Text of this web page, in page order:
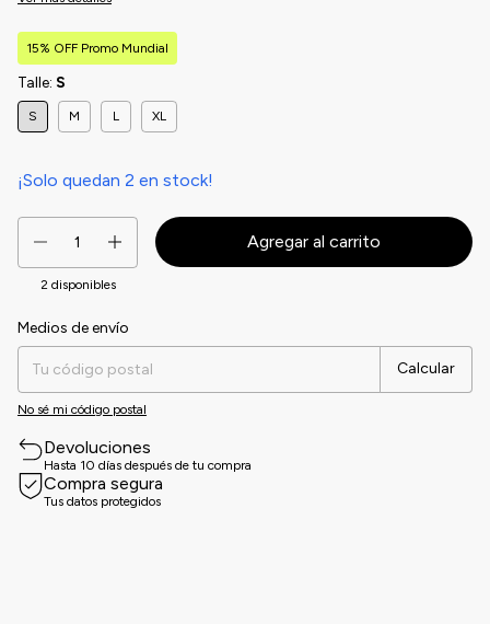
15% OFF Promo Mundial
Talle: S
S M L XL
¡Solo quedan 2 en stock!
2 disponibles
Entregas para el CP:
Medios de envío
Calcular
No sé mi código postal
Devoluciones
Hasta 10 días después de tu compra
Compra segura
Tus datos protegidos